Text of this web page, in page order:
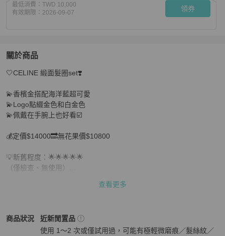
最低消費： TWD 10,000
有效期限： 2026-09-07 領券
關於商品
關於🤍CELINE 緞面髮圈set❣️
🤍CELINE 緞面髮圈set❣️
💫香檳金搭配海洋藍超可愛
💫Logo點綴金色和白金色
💫佩戴在手腕上也好看☑️
💰定價$14000🔜無花果價$10800
💡新舊程度：🌟🌟🌟🌟🌟
（僅檢查、無使用）
📷髮圈只有一組是實拍照^^
無修圖無調色
查看更多
商品狀況
Celine女士配件商品狀態與細節
近新閒置品
使用 1～2 次或僅試用過，可能有極輕微磨痕／髮絲紋／